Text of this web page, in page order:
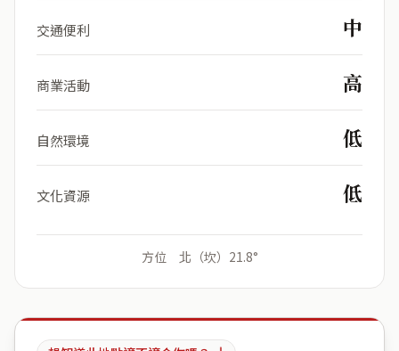
交通便利 中
商業活動 高
自然環境 低
文化資源 低
方位 北（坎）21.8°